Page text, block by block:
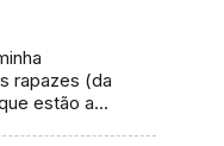
rapazes (da
estão a